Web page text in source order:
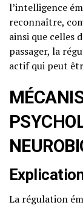
l’intelligence
reconnaître,
ainsi que celles
passager, la
actif qui peut
La régulation